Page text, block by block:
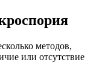
методов,
или отсутствие